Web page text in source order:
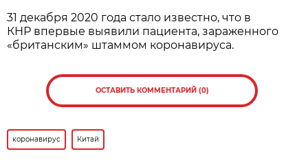
31 декабря 2020 года стало известно, что в
КНР впервые выявили пациента, зараженного
«британским» штаммом коронавируса.
ОСТАВИТЬ КОММЕНТАРИЙ (0)
коронавирус Китай